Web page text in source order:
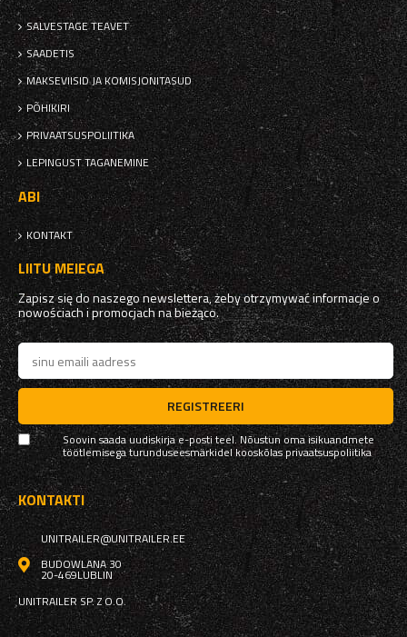
SALVESTAGE TEAVET
SAADETIS
MAKSEVIISID JA KOMISJONITASUD
PÕHIKIRI
PRIVAATSUSPOLIITIKA
LEPINGUST TAGANEMINE
ABI
KONTAKT
LIITU MEIEGA
Zapisz się do naszego newslettera, żeby otrzymywać informacje o
nowościach i promocjach na bieżąco.
REGISTREERI
Soovin saada uudiskirja e-posti teel. Nõustun oma isikuandmete
töötlemisega turunduseesmärkidel kooskõlasprivaatsuspoliitika
KONTAKTI
UNITRAILER@UNITRAILER.EE
BUDOWLANA 30
20-469LUBLIN
UNITRAILER SP. Z O.O.